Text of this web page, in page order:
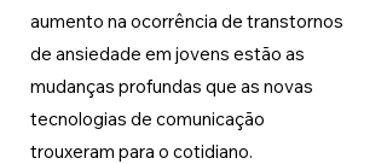
aumento na ocorrência de transtornos
de ansiedade em jovens estão as
mudanças profundas que as novas
tecnologias de comunicação
trouxeram para o cotidiano.